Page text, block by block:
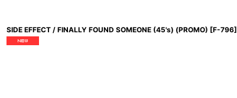
SIDE EFFECT / FINALLY FOUND SOMEONE (45's) (PROMO) [F-796]